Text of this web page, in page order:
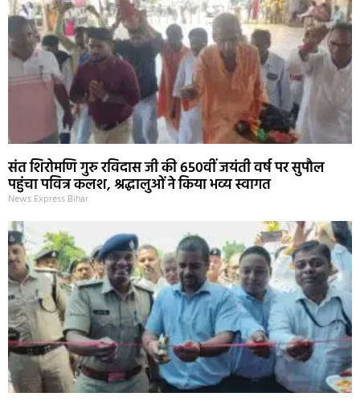
संत शिरोमणि गुरु रविदास जी की 650वीं जयंती वर्ष पर सुपौल
पहुंचा पवित्र कलश, श्रद्धालुओं ने किया भव्य स्वागत
News Express Bihar